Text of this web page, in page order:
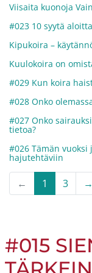
Viisaita kuonoja
#023 10 syytä
Kipukoira –
Kuulokoira on
#029 Kun koira
#028 Onko
#027 Onko
tietoa?
#026 Tämän
hajutehtäviin
← 1 3 →
#015